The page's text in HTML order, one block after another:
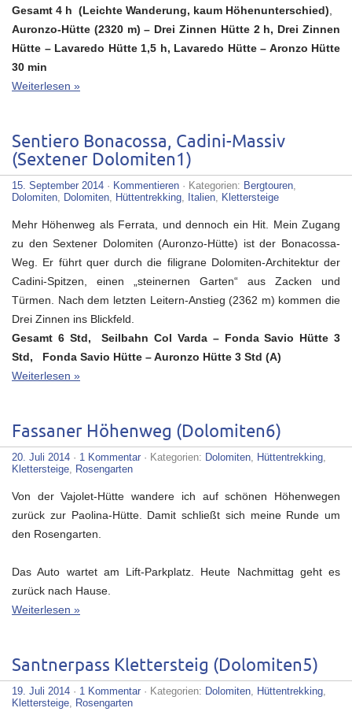
Gesamt 4 h (Leichte Wanderung, kaum Höhenunterschied)
Auronzo-Hütte (2320 m) – Drei Zinnen Hütte 2 h, Drei Zinnen
Hütte – Lavaredo Hütte 1,5 h, Lavaredo Hütte – Aronzo Hütte
30 min
Weiterlesen »
Sentiero Bonacossa, Cadini-Massiv
(Sextener Dolomiten1)
15. September 2014 · Kommentieren · Kategorien: Bergtouren,
Dolomiten, Dolomiten, Hüttentrekking, Italien, Klettersteige
Mehr Höhenweg als Ferrata, und dennoch ein Hit. Mein Zugang
zu den Sextener Dolomiten (Auronzo-Hütte) ist der Bonacossa-
Weg. Er führt quer durch die filigrane Dolomiten-Architektur der
Cadini-Spitzen, einen „steinernen Garten“ aus Zacken und
Türmen. Nach dem letzten Leitern-Anstieg (2362 m) kommen die
Drei Zinnen ins Blickfeld.
Gesamt 6 Std, Seilbahn Col Varda – Fonda Savio Hütte 3
Std,
Fonda Savio Hütte – Auronzo Hütte 3 Std (A)
Weiterlesen »
Fassaner Höhenweg (Dolomiten6)
20. Juli 2014 · 1 Kommentar · Kategorien: Dolomiten, Hüttentrekking,
Klettersteige, Rosengarten
Von der Vajolet-Hütte wandere ich auf schönen Höhenwegen
zurück zur Paolina-Hütte. Damit schließt sich meine Runde um
den Rosengarten.
Das Auto wartet am Lift-Parkplatz. Heute Nachmittag geht es
zurück nach Hause.
Weiterlesen »
Santnerpass Klettersteig (Dolomiten5)
19. Juli 2014 · 1 Kommentar · Kategorien: Dolomiten, Hüttentrekking,
Klettersteige, Rosengarten